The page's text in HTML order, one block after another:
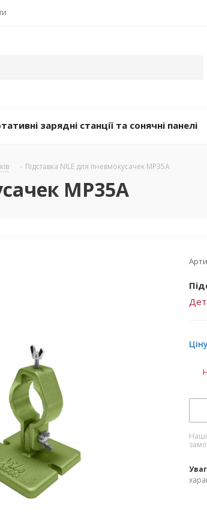
зарядні станції та сонячні панелі
- Підставка NILE для пневмокусачек MP35A
MP35A